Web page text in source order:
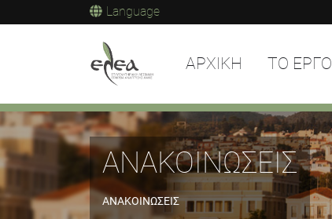
Language
ΑΡΧΙΚΗ ΤΟ ΕΡΓΟ
ΑΝΑΚΟΙΝΩΣΕΙΣ
ΑΝΑΚΟΙΝΩΣΕΙΣ